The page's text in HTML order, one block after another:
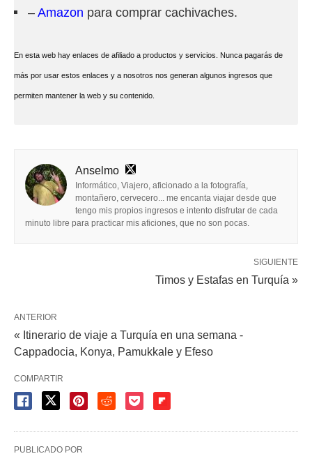
– Amazon para comprar cachivaches.
En esta web hay enlaces de afiliado a productos y servicios. Nunca pagarás de
más por usar estos enlaces y a nosotros nos generan algunos ingresos que
permiten mantener la web y su contenido.
Anselmo
Informático, Viajero, aficionado a la fotografía,
montañero, cervecero... me encanta viajar desde que
tengo mis propios ingresos e intento disfrutar de cada
minuto libre para practicar mis aficiones, que no son pocas.
SIGUIENTE
Timos y Estafas en Turquía »
ANTERIOR
« Itinerario de viaje a Turquía en una semana -
Cappadocia, Konya, Pamukkale y Efeso
COMPARTIR
PUBLICADO POR